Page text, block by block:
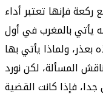
فإنها تعتبر أداء
يأتي بالمغرب في أول
ولماذا يأتي بها
المسألة، لكن نورد
فإذا كانت القضية